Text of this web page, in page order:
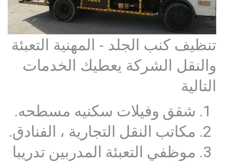
تنظيف كنب الجلد - المهنية التعبئة
والنقل الشركة يعطيك الخدمات
التالية
شقق وفيلات سكنيه مسطحه.
مكاتب النقل التجارية ، الفنادق.
موظفي التعبئة المدربين تدريبا